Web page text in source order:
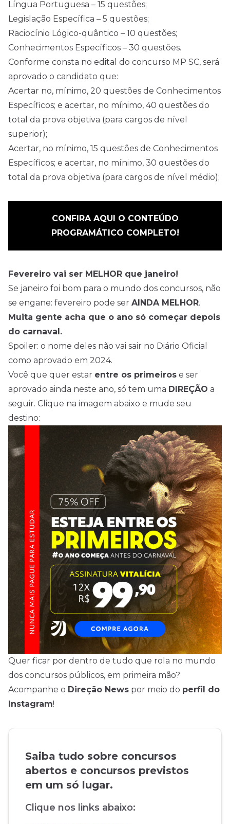
Língua Portuguesa – 15 questões;
Legislação Específica – 5 questões;
Raciocínio Lógico-quântico – 10 questões;
Conhecimentos Específicos – 30 questões.
Conforme consta no edital do concurso MP SC, será
aprovado o candidato que:
Acertar no, mínimo, 20 questões de Conhecimentos
Específicos; e acertar, no mínimo, 40 questões do
total da prova objetiva (para cargos de nível
superior);
Acertar, no mínimo, 15 questões de Conhecimentos
Específicos; e acertar, no mínimo, 30 questões do
total da prova objetiva (para cargos de nível médio);
CONFIRA AQUI O CONTEÚDO
PROGRAMÁTICO COMPLETO!
Fevereiro vai ser MELHOR que janeiro!
Se janeiro foi bom para o mundo dos concursos, não
se engane: fevereiro pode ser AINDA MELHOR.
Muita gente acha que o ano só começar depois
do carnaval.
Spoiler: o nome deles não vai sair no Diário Oficial
como aprovado em 2024.
Você que quer estar entre os primeiros e ser
aprovado ainda neste ano, só tem uma DIREÇÃO a
seguir. Clique na imagem abaixo e mude seu
destino:
Quer ficar por dentro de tudo que rola no mundo
dos concursos públicos, em primeira mão?
Acompanhe o Direção News por meio do perfil do
Instagram!
Saiba tudo sobre concursos
abertos e concursos previstos
em um só lugar.
Clique nos links abaixo: